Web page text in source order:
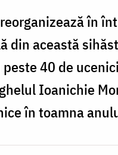
în
din această
40 de
Ioanichie
în toamna